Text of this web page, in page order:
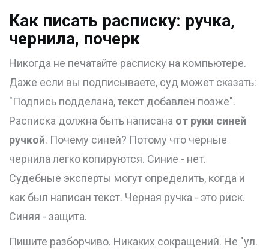
Как писать расписку: ручка,
чернила, почерк
Никогда не печатайте расписку на компьютере.
Даже если вы подписываете, суд может сказать:
"Подпись подделана, текст добавлен позже".
Расписка должна быть написана от руки синей
ручкой. Почему синей? Потому что черные
чернила легко копируются. Синие - нет.
Судебные эксперты могут определить, когда и
как был написан текст. Черная ручка - это риск.
Синяя - защита.
Пишите разборчиво. Никаких сокращений. Не "ул.